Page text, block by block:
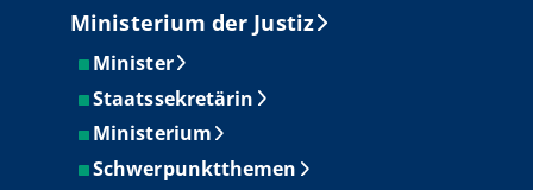
Ministerium der Justiz
Minister
Staatssekretärin
Ministerium
Schwerpunktthemen